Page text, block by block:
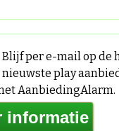
Blijf per e-mail op de
nieuwste play
AanbiedingAlarm.